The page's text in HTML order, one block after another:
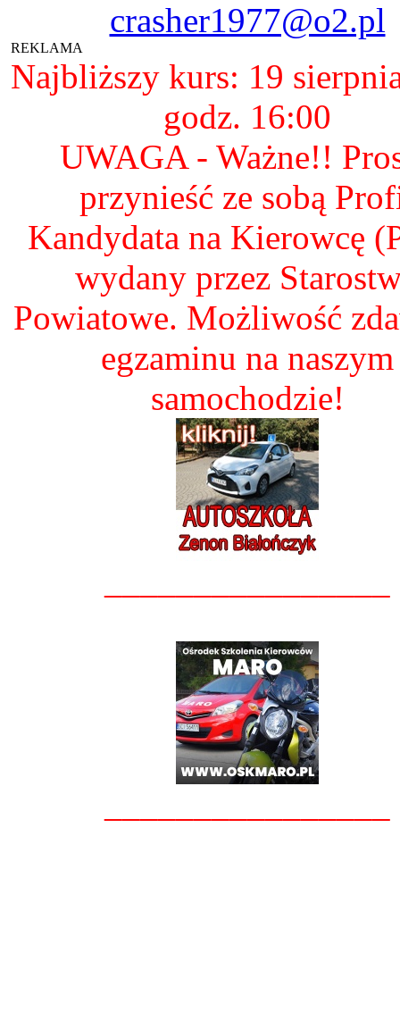
crasher1977@o2.pl
REKLAMA
Najbliższy kurs: 19
godz. 16:00
UWAGA - Ważne!!
przynieść ze sobą
Kandydata na Kierowcę
wydany przez
Powiatowe. Możliwość
egzaminu na naszym
samochodzie!